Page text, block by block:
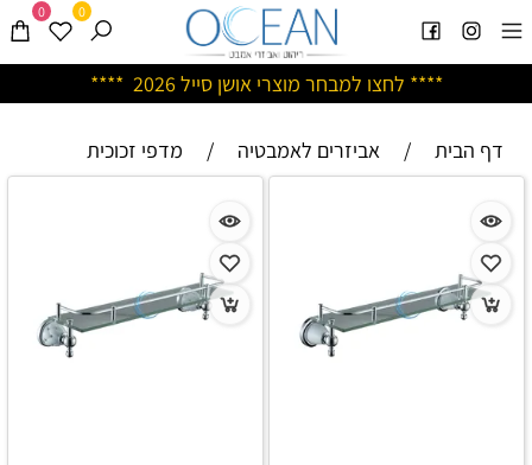
**** לחצו למבחר מוצרי אושן סייל 2026 ****
0 0
דף הבית / אביזרים לאמבטיה / מדפי זכוכית